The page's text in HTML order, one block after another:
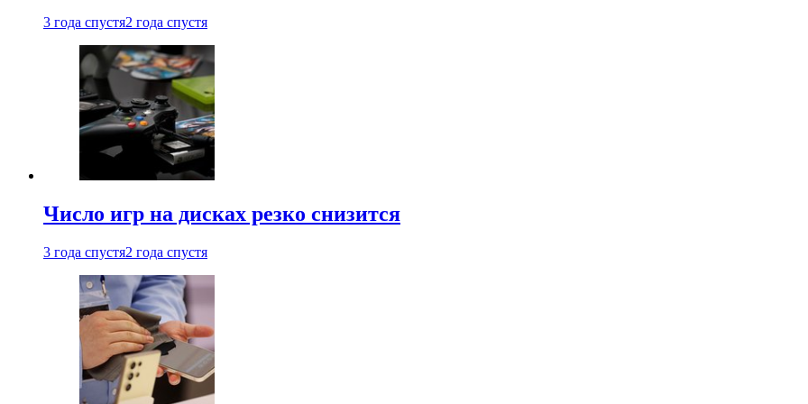
3 года спустя2 года спустя
Число игр на дисках резко снизится
3 года спустя2 года спустя